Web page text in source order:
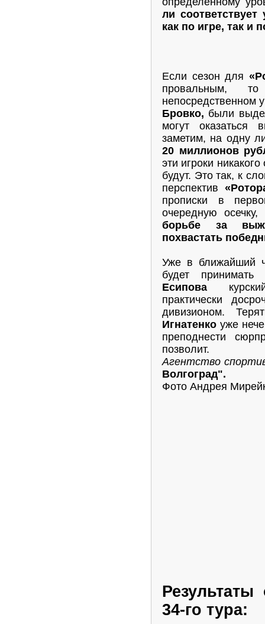
ли
как по игре, так и
Если сезон для
провальным,
непосредственном
Бровко, были
могут
заметим, на одну
20 миллионов
эти игроки
будут. Это так, к
перспектив
прописки в
очередную
борьбе за
похвастать
Уже в ближайший
будет
Есипова
практически
дивизионом.
Игнатенко уже
преподнести
позволит.
Агентство
Волгоград".
Фото Андрея
34-го тура: